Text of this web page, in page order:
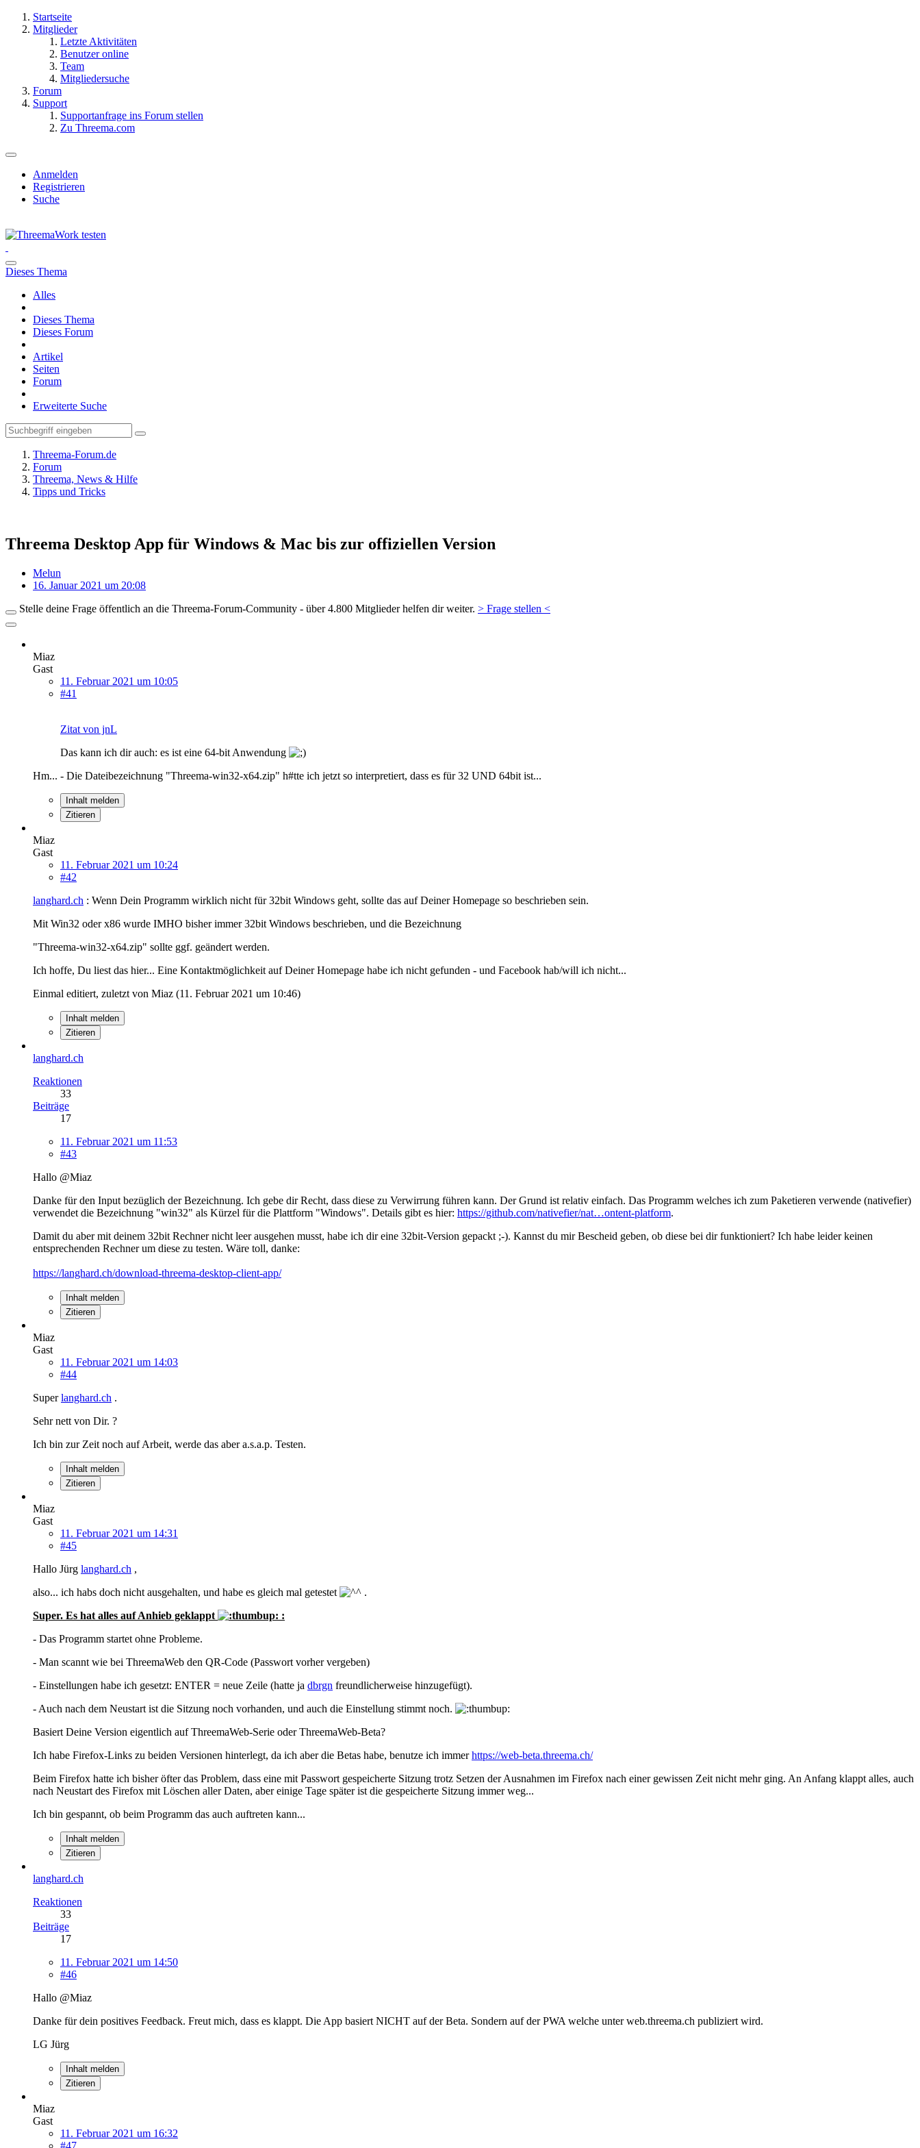
Startseite
Mitglieder
Letzte Aktivitäten
Benutzer online
Team
Mitgliedersuche
Forum
Support
Supportanfrage ins Forum stellen
Zu Threema.com
Anmelden
Registrieren
Suche
Dieses Thema
Alles
Dieses Thema
Dieses Forum
Artikel
Seiten
Forum
Erweiterte Suche
Threema-Forum.de
Forum
Threema, News & Hilfe
Tipps und Tricks
Threema Desktop App für Windows & Mac bis zur offiziellen Version
Melun
16. Januar 2021 um 20:08
Stelle deine Frage öffentlich an die Threema-Forum-Community - über 4.800 Mitglieder helfen dir weiter. > Frage stellen <
Miaz
Gast
11. Februar 2021 um 10:05
#41
Zitat von jnL
Das kann ich dir auch: es ist eine 64-bit Anwendung
Hm... - Die Dateibezeichnung "Threema-win32-x64.zip" h#tte ich jetzt so interpretiert, dass es für 32 UND 64bit ist...
Inhalt melden
Zitieren
Miaz
Gast
11. Februar 2021 um 10:24
#42
langhard.ch : Wenn Dein Programm wirklich nicht für 32bit Windows geht, sollte das auf Deiner Homepage so beschrieben sein.
Mit Win32 oder x86 wurde IMHO bisher immer 32bit Windows beschrieben, und die Bezeichnung
"Threema-win32-x64.zip" sollte ggf. geändert werden.
Ich hoffe, Du liest das hier... Eine Kontaktmöglichkeit auf Deiner Homepage habe ich nicht gefunden - und Facebook hab/will ich nicht...
Einmal editiert, zuletzt von Miaz (11. Februar 2021 um 10:46)
Inhalt melden
Zitieren
langhard.ch
Reaktionen
33
Beiträge
17
11. Februar 2021 um 11:53
#43
Hallo @Miaz
Danke für den Input bezüglich der Bezeichnung. Ich gebe dir Recht, dass diese zu Verwirrung führen kann. Der Grund ist relativ einfach. Das Programm welches ich zum Paketieren verwende (nativefier)
verwendet die Bezeichnung "win32" als Kürzel für die Plattform "Windows". Details gibt es hier: https://github.com/nativefier/nat…ontent-platform.
Damit du aber mit deinem 32bit Rechner nicht leer ausgehen musst, habe ich dir eine 32bit-Version gepackt ;-). Kannst du mir Bescheid geben, ob diese bei dir funktioniert? Ich habe leider keinen
entsprechenden Rechner um diese zu testen. Wäre toll, danke:
https://langhard.ch/download-threema-desktop-client-app/
Inhalt melden
Zitieren
Miaz
Gast
11. Februar 2021 um 14:03
#44
Superlanghard.ch .
Sehr nett von Dir. ?
Ich bin zur Zeit noch auf Arbeit, werde das aber a.s.a.p. Testen.
Inhalt melden
Zitieren
Miaz
Gast
11. Februar 2021 um 14:31
#45
Hallo Jürg langhard.ch ,
also... ich habs doch nicht ausgehalten, und habe es gleich mal getestet
.
Super. Es hat alles auf Anhieb geklappt
:
- Das Programm startet ohne Probleme.
- Man scannt wie bei ThreemaWeb den QR-Code (Passwort vorher vergeben)
- Einstellungen habe ich gesetzt: ENTER = neue Zeile (hatte ja dbrgn freundlicherweise hinzugefügt).
- Auch nach dem Neustart ist die Sitzung noch vorhanden, und auch die Einstellung stimmt noch.
Basiert Deine Version eigentlich auf ThreemaWeb-Serie oder ThreemaWeb-Beta?
Ich habe Firefox-Links zu beiden Versionen hinterlegt, da ich aber die Betas habe, benutze ich immerhttps://web-beta.threema.ch/
Beim Firefox hatte ich bisher öfter das Problem, dass eine mit Passwort gespeicherte Sitzung trotz Setzen der Ausnahmen im Firefox nach einer gewissen Zeit nicht mehr ging. An Anfang klappt alles, auch
nach Neustart des Firefox mit Löschen aller Daten, aber einige Tage später ist die gespeicherte Sitzung immer weg...
Ich bin gespannt, ob beim Programm das auch auftreten kann...
Inhalt melden
Zitieren
langhard.ch
Reaktionen
33
Beiträge
17
11. Februar 2021 um 14:50
#46
Hallo @Miaz
Danke für dein positives Feedback. Freut mich, dass es klappt. Die App basiert NICHT auf der Beta. Sondern auf der PWA welche unter web.threema.ch publiziert wird.
LG Jürg
Inhalt melden
Zitieren
Miaz
Gast
11. Februar 2021 um 16:32
#47